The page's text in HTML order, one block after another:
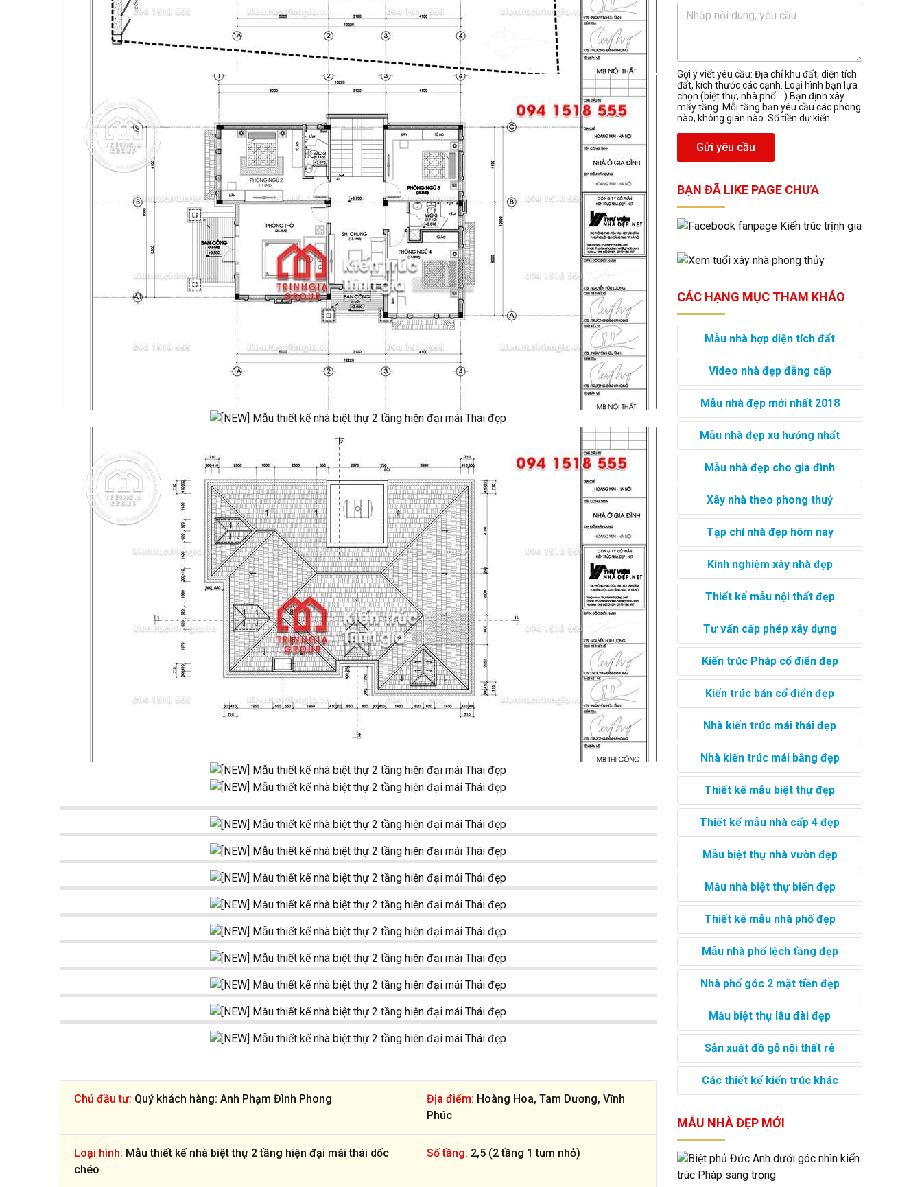
Chủ đầu tư: Quý khách hàng: Anh Phạm Đình Phong Địa điểm: Hoàng Hoa, Tam Dương, Vĩnh
Phúc
Loại hình: Mẫu thiết kế nhà biệt thự 2 tầng hiện đại mái thái dốc
chéo
Số tầng: 2,5 (2 tầng 1 tum nhỏ)
Gợi ý viết yêu cầu: Địa chỉ khu đất, diện tích
đất, kích thước các cạnh. Loại hình bạn lựa
chọn (biệt thự, nhà phố …) Bạn định xây
mấy tầng. Mỗi tầng bạn yêu cầu các phòng
nào, không gian nào. Số tiền dự kiến ...
Gửi yêu cầu
BẠN ĐÃ LIKE PAGE CHƯA
CÁC HẠNG MỤC THAM KHẢO
Mẫu nhà hợp diện tích đất
Video nhà đẹp đẳng cấp
Mẫu nhà đẹp mới nhất 2018
Mẫu nhà đẹp xu hướng nhất
Mẫu nhà đẹp cho gia đình
Xây nhà theo phong thuỷ
Tạp chí nhà đẹp hôm nay
Kinh nghiệm xây nhà đẹp
Thiết kế mẫu nội thất đẹp
Tư vấn cấp phép xây dựng
Kiến trúc Pháp cổ điển đẹp
Kiến trúc bán cổ điển đẹp
Nhà kiến trúc mái thái đẹp
Nhà kiến trúc mái bằng đẹp
Thiết kế mẫu biệt thự đẹp
Thiết kế mẫu nhà cấp 4 đẹp
Mẫu biệt thự nhà vườn đẹp
Mẫu nhà biệt thự biển đẹp
Thiết kế mẫu nhà phố đẹp
Mẫu nhà phố lệch tầng đẹp
Nhà phố góc 2 mặt tiền đẹp
Mẫu biệt thự lâu đài đẹp
Sản xuất đồ gỗ nội thất rẻ
Các thiết kế kiến trúc khác
MẪU NHÀ ĐẸP MỚI